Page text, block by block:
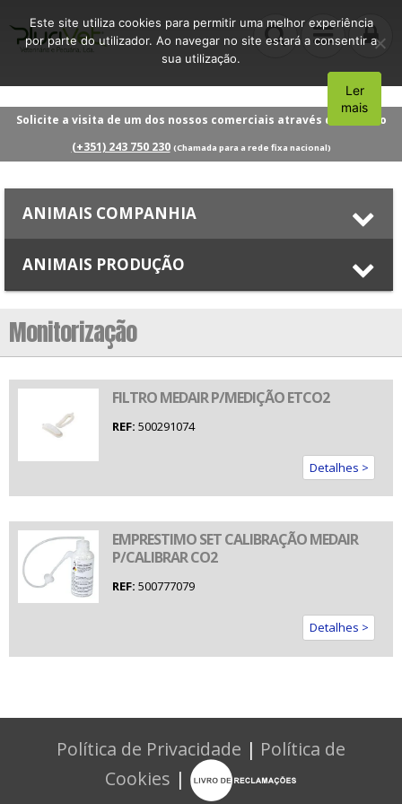
Solicite a visita de um dos nossos comerciais através do número
(+351) 243 750 230 (Chamada para a rede fixa nacional)
ANIMAIS COMPANHIA
ANIMAIS PRODUÇÃO
Monitorização
FILTRO MEDAIR P/MEDIÇÃO ETCO2
REF: 500291074
Detalhes >
EMPRESTIMO SET CALIBRAÇÃO MEDAIR
P/CALIBRAR CO2
REF: 500777079
Detalhes >
Política de Privacidade | Política de
Cookies |
Este site utiliza cookies para permitir uma melhor experiência
por parte do utilizador. Ao navegar no site estará a consentir a
sua utilização.
Aceito
Ler
mais